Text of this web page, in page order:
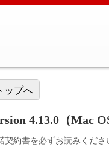
ップへ
4.13.0（Mac
契約書を必ずお読みくださ